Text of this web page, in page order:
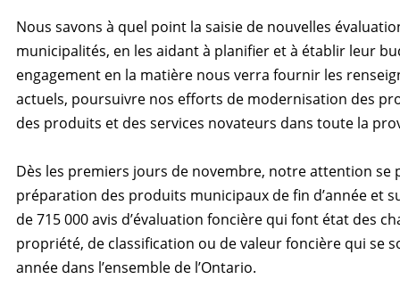
Nous savons à quel point la saisie de nouvelles
municipalités, en les aidant à planifier et à établir leur
engagement en la matière nous verra fournir les
actuels, poursuivre nos efforts de modernisation des
des produits et des services novateurs dans toute la
Dès les premiers jours de novembre, notre attention se
préparation des produits municipaux de fin d’année et
de 715 000 avis d’évaluation foncière qui font état des
propriété, de classification ou de valeur foncière qui se
année dans l’ensemble de l’Ontario.